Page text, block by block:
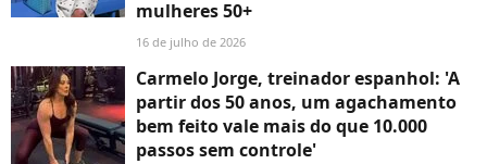
mulheres 50+
16 de julho de 2026
Carmelo Jorge, treinador espanhol: 'A
partir dos 50 anos, um agachamento
bem feito vale mais do que 10.000
passos sem controle'